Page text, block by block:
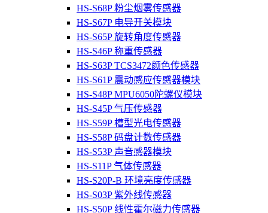
HS-S68P 粉尘烟雾传感器
HS-S67P 电导开关模块
HS-S65P 旋转角度传感器
HS-S46P 称重传感器
HS-S63P TCS3472颜色传感器
HS-S61P 震动感应传感器模块
HS-S48P MPU6050陀螺仪模块
HS-S45P 气压传感器
HS-S59P 槽型光电传感器
HS-S58P 码盘计数传感器
HS-S53P 声音感器模块
HS-S11P 气体传感器
HS-S20P-B 环境亮度传感器
HS-S03P 紫外线传感器
HS-S50P 线性霍尔磁力传感器